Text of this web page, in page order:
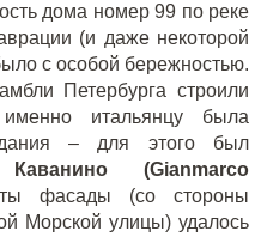
дома номер 99 по реке
(и даже некоторой
с особой бережностью.
Петербурга строили
именно итальянцу была
– для этого был
(Gianmarco
фасады (со стороны
Морской улицы) удалось